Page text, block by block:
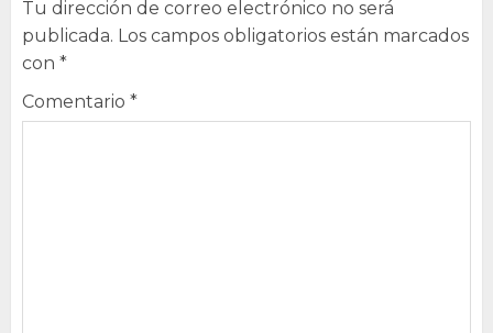
Tu dirección de correo electrónico no será
publicada. Los campos obligatorios están marcados
con *
Comentario *